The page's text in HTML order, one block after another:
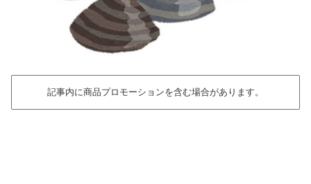
記事内に商品プロモーションを含む場合があります。